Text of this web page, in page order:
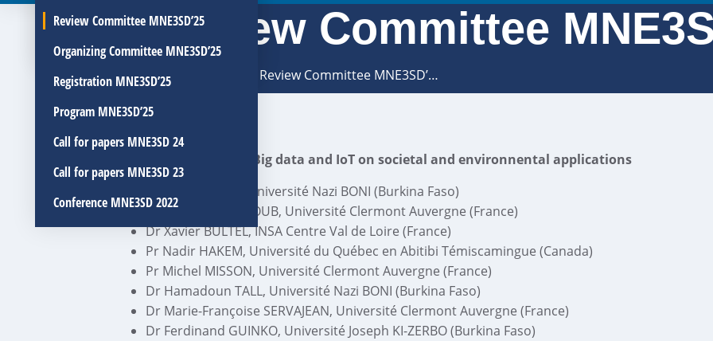
Registration MNE3SD’26
Program MNE3SD’26
Review Committee MNE3SD’25
Organizing Committee MNE3SD’25
Registration MNE3SD’25
Program MNE3SD’25
Call for papers MNE3SD 24
Call for papers MNE3SD 23
Conference MNE3SD 2022
Review Committee
Review Committee MNE3SD’…
Track 1 : Impact of Big data and IoT on societal and environnental applications
Dr Paster PODA, Université Nazi BONI (Burkina Faso)
Dr Gérard CHALHOUB, Université Clermont Auvergne (France)
Dr Xavier BULTEL, INSA Centre Val de Loire (France)
Pr Nadir HAKEM, Université du Québec en Abitibi Témiscamingue (Canada)
Pr Michel MISSON, Université Clermont Auvergne (France)
Dr Hamadoun TALL, Université Nazi BONI (Burkina Faso)
Dr Marie-Françoise SERVAJEAN, Université Clermont Auvergne (France)
Dr Ferdinand GUINKO, Université Joseph KI-ZERBO (Burkina Faso)